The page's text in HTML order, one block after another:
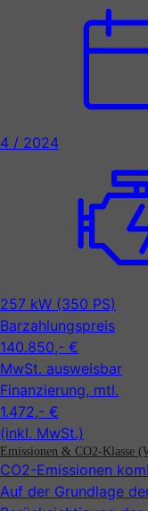
4 / 2024
257 kW (350 PS)
Barzahlungspreis
140.850,- €
MwSt. ausweisbar
Finanzierung, mtl.
1.472,- €
(inkl. MwSt.)
Emissionen & CO2-Klasse
CO2-Emissionen
Auf der Grundlage